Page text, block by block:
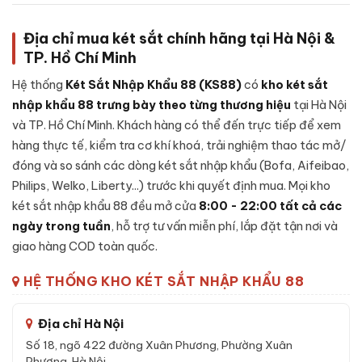
Cấu tạoKét sắt việt tiệp BO50BF Pro màu trắngđược
thiết kế chắc chắn, kết hợp giữa cơ khí chính xác và vật liệu
chất lượng cao:
Khung thép cường lực:Sử dụng thép cao cấp không rỉ
nguyên khối, đảm bảo khả năng chống đập phá và khoan
đục cao.
Cánh cửa đúc đặc:Cánh được đúc liền khối, có rãnh
chống cạy, đệm chống khói - duy trì khả năng kín khít
trong điều kiện nhiệt độ cao.
Lớp lõi chống cháy:Bên trong vỏ ngoài là lớpbê-tông
chống cháychuyên dụng kết hợp sợi cách nhiệt - giữ tài
Cơ cấu khoá:Khóa vân tay điện tử, được lắp đặt nguyên
Hệ thống chốt:Chốt thép 4 chiều bằng inox, kích thước
lớn - chống được các công cụ phá khoá thông dụng.
Địa chỉ mua két sắt chính hãng tại Hà Nội &
TP. Hồ Chí Minh
Hệ thống Két Sắt Nhập Khẩu 88 (KS88)có kho két sắt
nhập khẩu 88 trưng bày theo từng thương hiệu tại Hà Nội
và TP. Hồ Chí Minh. Khách hàng có thể đến trực tiếp để xem
hàng thực tế, kiểm tra cơ khí khoá, trải nghiệm thao tác mở/
đóng và so sánh các dòng két sắt nhập khẩu (Bofa, Aifeibao,
Philips, Welko, Liberty...) trước khi quyết định mua. Mọi kho
két sắt nhập khẩu 88 đều mở cửa 8:00 - 22:00 tất cả các
ngày trong tuần, hỗ trợ tư vấn miễn phí, lắp đặt tận nơi và
giao hàng COD toàn quốc.
HỆ THỐNG KHO KÉT SẮT NHẬP KHẨU 88
Địa chỉ Hà Nội
Số 18, ngõ 422 đường Xuân Phương, Phường Xuân